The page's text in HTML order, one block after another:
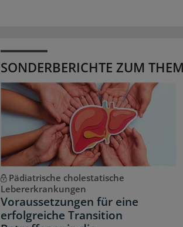
SONDERBERICHTE ZUM
Pädiatrische cholestatische
Lebererkrankungen
Voraussetzungen für eine
erfolgreiche Transition